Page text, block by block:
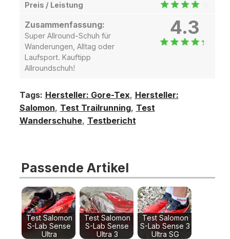
Preis / Leistung
Zusammenfassung:
Super Allround-Schuh für
Wanderungen, Alltag oder
Laufsport. Kauftipp
Allroundschuh!
4.3
Tags: Hersteller: Gore-Tex, Hersteller:
Salomon, Test Trailrunning, Test
Wanderschuhe, Testbericht
Passende Artikel
Test Salomon
S-Lab Sense
Ultra
Test Salomon
S-Lab Sense
Ultra 3
Test Salomon
S-Lab Sense 3
Ultra SG